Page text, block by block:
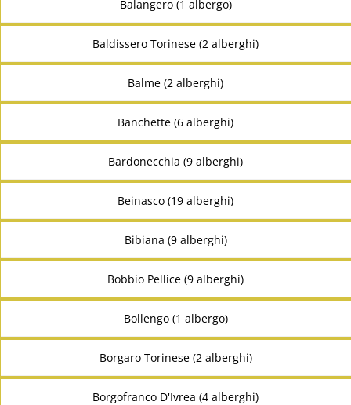
Balangero (1 albergo)
Baldissero Torinese (2 alberghi)
Balme (2 alberghi)
Banchette (6 alberghi)
Bardonecchia (9 alberghi)
Beinasco (19 alberghi)
Bibiana (9 alberghi)
Bobbio Pellice (9 alberghi)
Bollengo (1 albergo)
Borgaro Torinese (2 alberghi)
Borgofranco D'Ivrea (4 alberghi)